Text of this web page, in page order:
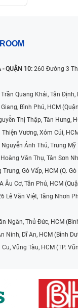
- QUẬN 10: 260 Đường 3
Quang Khải, Tân Định,
Bình Phú, HCM
Thị Thập, Tân Hưng,
Thiện Vương, Xóm Củi,
Ảnh Thủ, Trung Mỹ
Văn Thụ, Tân Sơn
Trung, Gò Vấp, HCM (Q.
Âu Cơ, Tân Phú, HCM
Lê Văn Việt, Tăng Nhơn
Ngân, Thủ Đức, HCM
Ninh, Dĩ An, HCM (Bình
Cu, Vũng Tàu, HCM (TP.